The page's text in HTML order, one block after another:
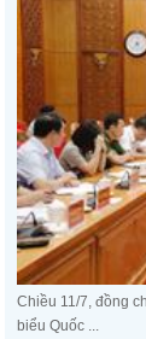
Chiều 11/7, đồng
biểu Quốc ...